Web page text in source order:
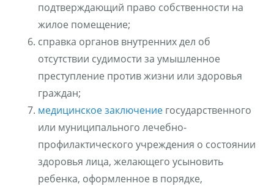
подтверждающий право собственности на
жилое помещение;
справка органов внутренних дел об
отсутствии судимости за умышленное
преступление против жизни или здоровья
граждан;
медицинское заключение государственного
или муниципального лечебно-
профилактического учреждения о состоянии
здоровья лица, желающего усыновить
ребенка, оформленное в порядке,